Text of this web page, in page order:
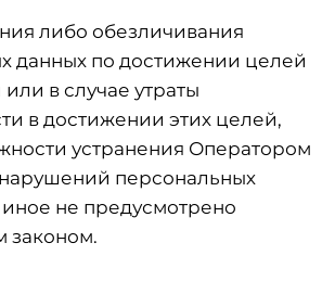
либо обезличивания
данных по достижении целей
в случае утраты
в достижении этих целей,
устранения Оператором
персональных
не предусмотрено
законом.